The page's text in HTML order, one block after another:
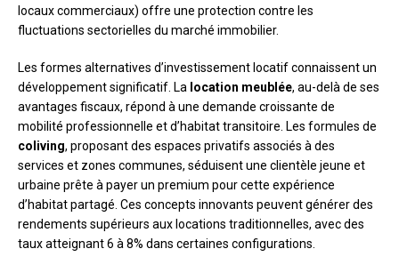
locaux commerciaux) offre une protection contre les
fluctuations sectorielles du marché immobilier.
Les formes alternatives d’investissement locatif connaissent un
développement significatif. La location meublée, au-delà de ses
avantages fiscaux, répond à une demande croissante de
mobilité professionnelle et d’habitat transitoire. Les formules de
coliving, proposant des espaces privatifs associés à des
services et zones communes, séduisent une clientèle jeune et
urbaine prête à payer un premium pour cette expérience
d’habitat partagé. Ces concepts innovants peuvent générer des
rendements supérieurs aux locations traditionnelles, avec des
taux atteignant 6 à 8% dans certaines configurations.